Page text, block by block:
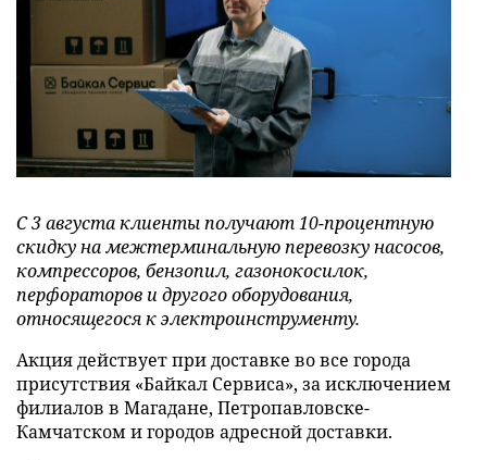
С 3 августа клиенты получают 10-процентную
скидку на межтерминальную перевозку насосов,
компрессоров, бензопил, газонокосилок,
перфораторов и другого оборудования,
относящегося к электроинструменту.
Акция действует при доставке во все города
присутствия «Байкал Сервиса», за исключением
филиалов в Магадане, Петропавловске-
Камчатском и городов адресной доставки.